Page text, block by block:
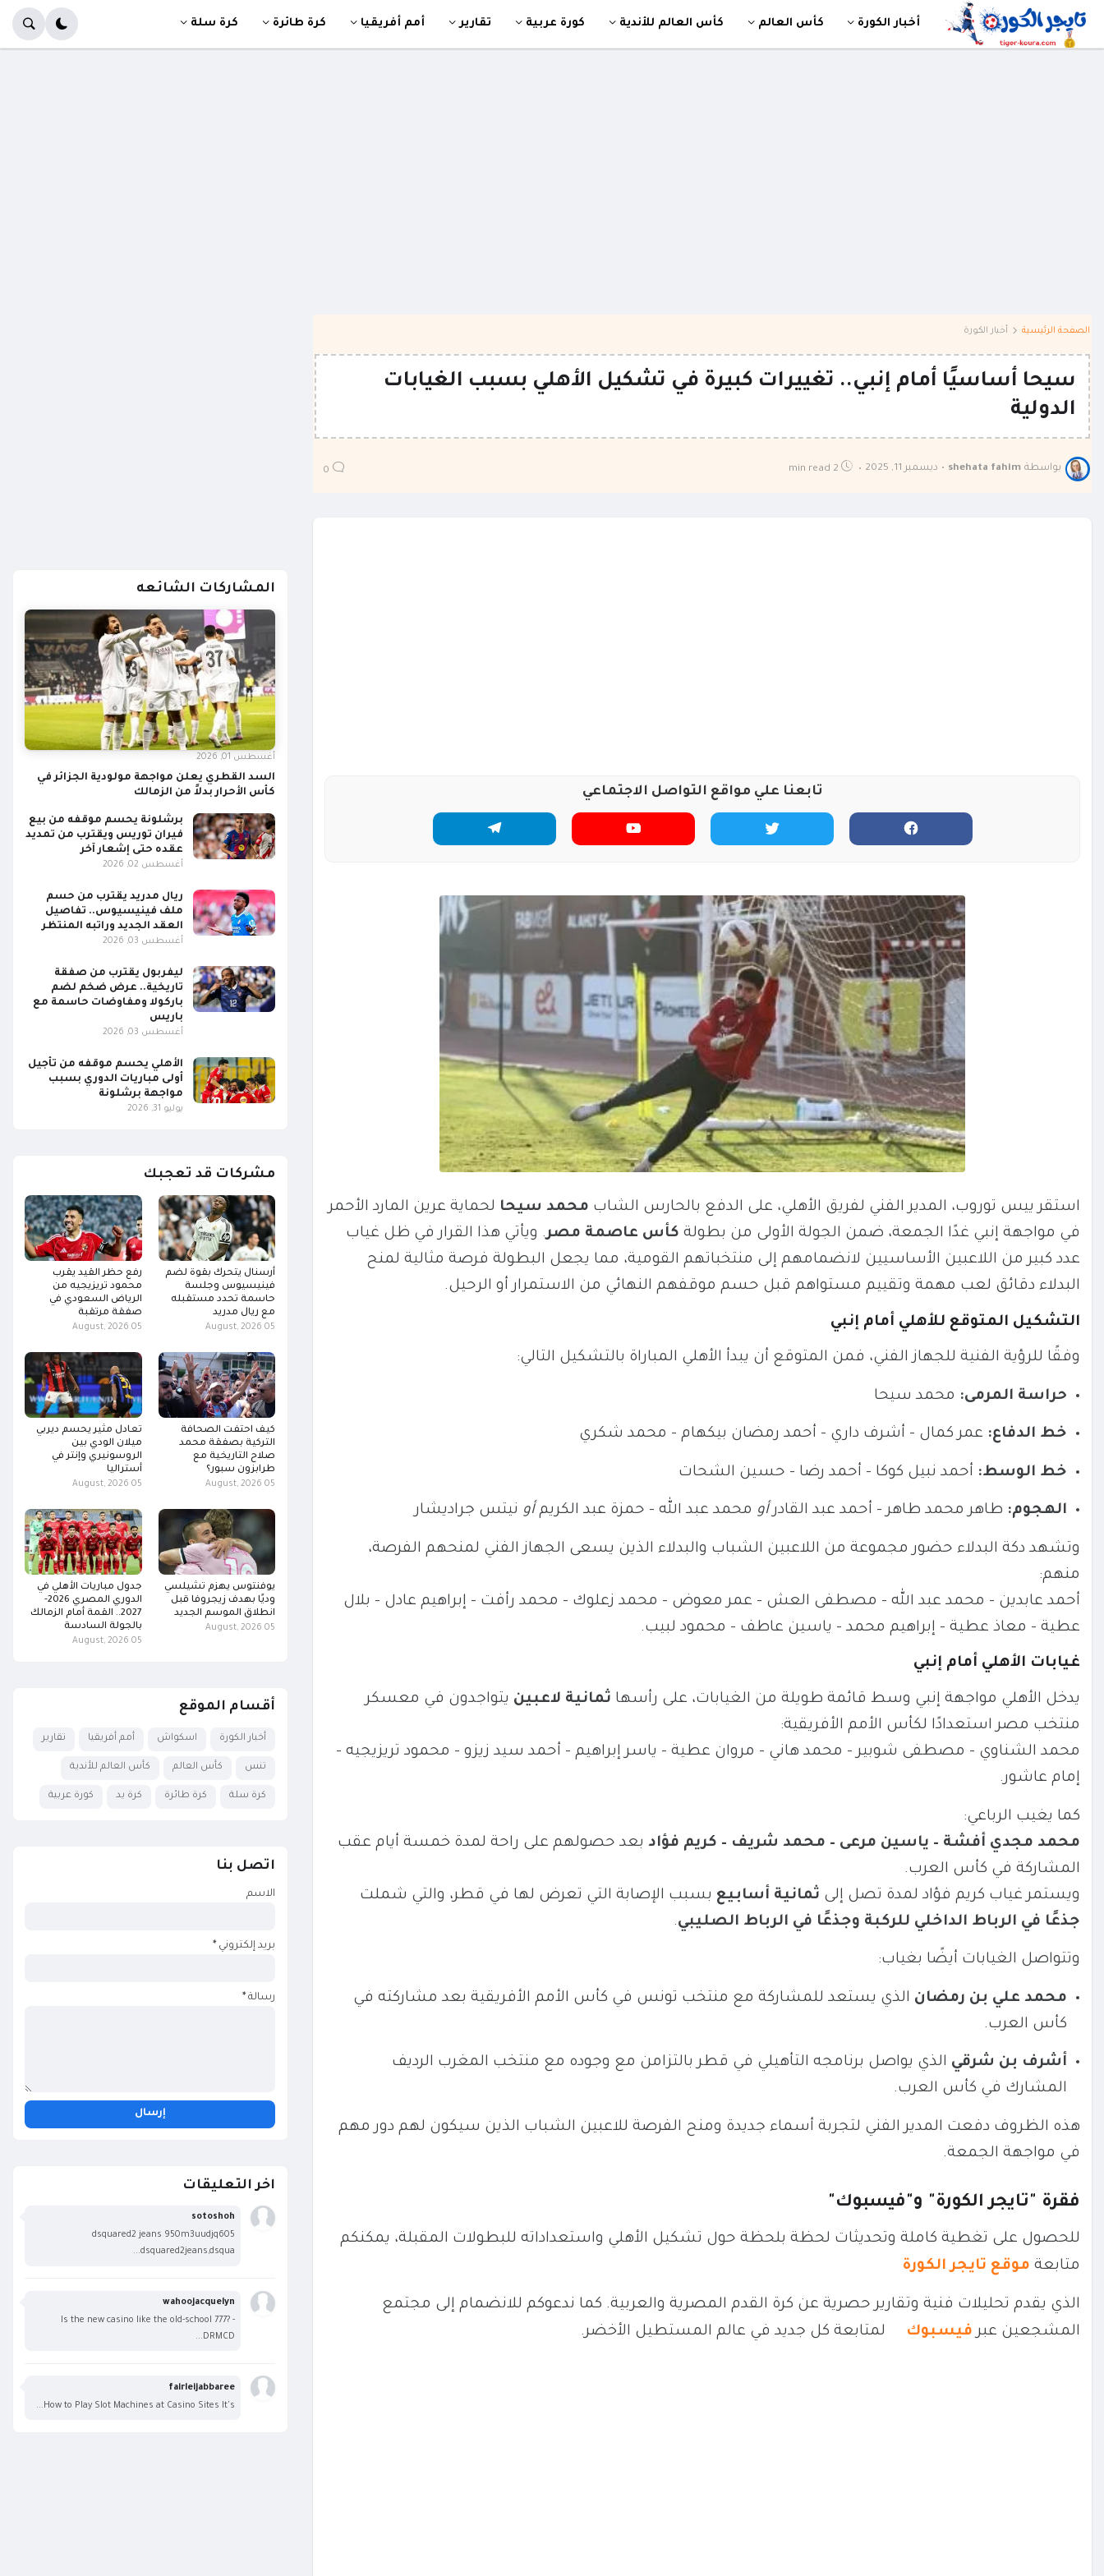
أخبار الكورة كأس العالم كأس العالم للأندية كورة عربية تقارير أمم أفريقيا كرة طائرة كرة سلة
الصفحة الرئيسية أخبار الكورة
سيحا أساسيًا أمام إنبي.. تغييرات كبيرة في تشكيل الأهلي بسبب الغيابات
الدولية
بواسطة shehata fahim
• ديسمبر 11, 2025 •
2 min read
0
تابعنا علي مواقع التواصل الاجتماعي
استقر ييس توروب، المدير الفني لفريق الأهلي، على الدفع بالحارس الشاب محمد سيحا لحماية عرين المارد الأحمر
في مواجهة إنبي غدًا الجمعة، ضمن الجولة الأولى من بطولة كأس عاصمة مصر. ويأتي هذا القرار في ظل غياب
عدد كبير من اللاعبين الأساسيين لانضمامهم إلى منتخباتهم القومية، مما يجعل البطولة فرصة مثالية لمنح
البدلاء دقائق لعب مهمة وتقييم مستواهم قبل حسم موقفهم النهائي من الاستمرار أو الرحيل.
التشكيل المتوقع للأهلي أمام إنبي
وفقًا للرؤية الفنية للجهاز الفني، فمن المتوقع أن يبدأ الأهلي المباراة بالتشكيل التالي:
حراسة المرمى: محمد سيحا
خط الدفاع: عمر كمال – أشرف داري – أحمد رمضان بيكهام – محمد شكري
خط الوسط: أحمد نبيل كوكا – أحمد رضا – حسين الشحات
الهجوم: طاهر محمد طاهر – أحمد عبد القادرأو محمد عبد الله – حمزة عبد الكريمأو نيتس جراديشار
وتشهد دكة البدلاء حضور مجموعة من اللاعبين الشباب والبدلاء الذين يسعى الجهاز الفني لمنحهم الفرصة،
منهم:
أحمد عابدين – محمد عبد الله – مصطفى العش – عمر معوض – محمد زعلوك – محمد رأفت – إبراهيم عادل – بلال
عطية – معاذ عطية – إبراهيم محمد – ياسين عاطف – محمود لبيب.
غيابات الأهلي أمام إنبي
يدخل الأهلي مواجهة إنبي وسط قائمة طويلة من الغيابات، على رأسها ثمانية لاعبين يتواجدون في معسكر
منتخب مصر استعدادًا لكأس الأمم الأفريقية:
محمد الشناوي – مصطفى شوبير – محمد هاني – مروان عطية – ياسر إبراهيم – أحمد سيد زيزو – محمود تريزيجيه –
إمام عاشور.
كما يغيب الرباعي:
محمد مجدي أفشة – ياسين مرعى – محمد شريف – كريم فؤاد بعد حصولهم على راحة لمدة خمسة أيام عقب
المشاركة في كأس العرب.
ويستمر غياب كريم فؤاد لمدة تصل إلى ثمانية أسابيع بسبب الإصابة التي تعرض لها في قطر، والتي شملت
جذعًا في الرباط الداخلي للركبة وجذعًا في الرباط الصليبي.
وتتواصل الغيابات أيضًا بغياب:
محمد علي بن رمضان الذي يستعد للمشاركة مع منتخب تونس في كأس الأمم الأفريقية بعد مشاركته في
كأس العرب.
أشرف بن شرقي الذي يواصل برنامجه التأهيلي في قطر بالتزامن مع وجوده مع منتخب المغرب الرديف
المشارك في كأس العرب.
هذه الظروف دفعت المدير الفني لتجربة أسماء جديدة ومنح الفرصة للاعبين الشباب الذين سيكون لهم دور مهم
في مواجهة الجمعة.
فقرة "تايجر الكورة" و"فيسبوك"
للحصول على تغطية كاملة وتحديثات لحظة بلحظة حول تشكيل الأهلي واستعداداته للبطولات المقبلة، يمكنكم
متابعة موقع تايجر الكورة
الذي يقدم تحليلات فنية وتقارير حصرية عن كرة القدم المصرية والعربية. كما ندعوكم للانضمام إلى مجتمع
المشجعين عبر فيسبوك لمتابعة كل جديد في عالم المستطيل الأخضر.
المشاركات الشائعه
السد القطري يعلن مواجهة مولودية الجزائر في
كأس الأحرار بدلاً من الزمالك
أغسطس 01, 2026
برشلونة يحسم موقفه من بيع
فيران توريس ويقترب من تمديد
عقده حتى إشعار آخر
أغسطس 02, 2026
ريال مدريد يقترب من حسم
ملف فينيسيوس.. تفاصيل
العقد الجديد وراتبه المنتظر
أغسطس 03, 2026
ليفربول يقترب من صفقة
تاريخية.. عرض ضخم لضم
باركولا ومفاوضات حاسمة مع
باريس
أغسطس 03, 2026
الأهلي يحسم موقفه من تأجيل
أولى مباريات الدوري بسبب
مواجهة برشلونة
يوليو 31, 2026
مشركات قد تعجبك
أرسنال يتحرك بقوة لضم
فينيسيوس وجلسة
حاسمة تحدد مستقبله
مع ريال مدريد
05 August, 2026
رفع حظر القيد يقرب
محمود تريزيجيه من
الرياض السعودي في
صفقة مرتقبة
05 August, 2026
كيف احتفت الصحافة
التركية بصفقة محمد
صلاح التاريخية مع
طرابزون سبور؟
05 August, 2026
تعادل مثير يحسم ديربي
ميلان الودي بين
الروسونيري وإنتر في
أستراليا
05 August, 2026
يوفنتوس يهزم تشيلسي
وديًا بهدف زيجروفا قبل
انطلاق الموسم الجديد
05 August, 2026
جدول مباريات الأهلي في
الدوري المصري 2026-
2027.. القمة أمام الزمالك
بالجولة السادسة
05 August, 2026
أقسام الموقع
أخبار الكورة اسكواش أمم أفريقيا تقارير
تنس كأس العالم كأس العالم للأندية
كرة سلة كرة طائرة كرة يد كورة عربية
اتصل بنا
الاسم
بريد إلكتروني*
رسالة*
اخر التعليقات
sotoshoh
dsquared2 jeans 950m3uudjq605
dsquared2jeans,dsqua...
wahoojacquelyn
Is the new casino like the old-school 777? -
DRMCD...
fairleijabbaree
How to Play Slot Machines at Casino Sites It's...